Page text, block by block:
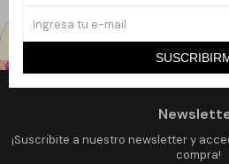
¡Suscribite a nuestro newsletter y
compra!